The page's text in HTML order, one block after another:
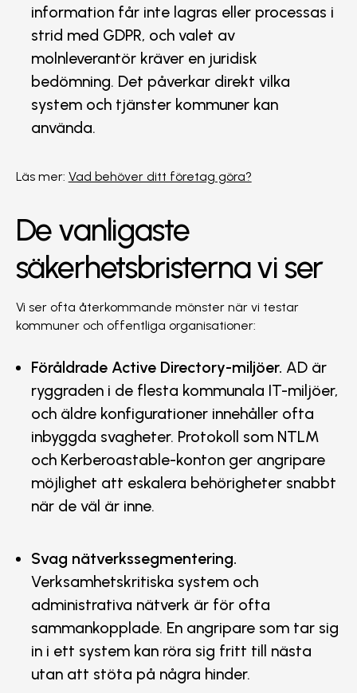
information får inte lagras eller processas i
strid med GDPR, och valet av
molnleverantör kräver en juridisk
bedömning. Det påverkar direkt vilka
system och tjänster kommuner kan
använda.
Läs mer: Vad behöver ditt företag göra?
De vanligaste
säkerhetsbristerna vi ser
Vi ser ofta återkommande mönster när vi testar
kommuner och offentliga organisationer:
Föråldrade Active Directory-miljöer. AD är
ryggraden i de flesta kommunala IT-miljöer,
och äldre konfigurationer innehåller ofta
inbyggda svagheter. Protokoll som NTLM
och Kerberoastable-konton ger angripare
möjlighet att eskalera behörigheter snabbt
när de väl är inne.
Svag nätverkssegmentering.
Verksamhetskritiska system och
administrativa nätverk är för ofta
sammankopplade. En angripare som tar sig
in i ett system kan röra sig fritt till nästa
utan att stöta på några hinder.